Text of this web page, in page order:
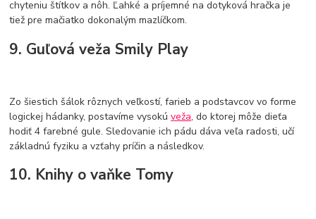
chyteniu štítkov a nôh. Ľahké a príjemné na dotyková hračka je
tiež pre mačiatko dokonalým mazlíčkom.
9. Guľová veža Smily Play
Zo šiestich šálok rôznych veľkostí, farieb a podstavcov vo forme
logickej hádanky, postavíme vysokúveža, do ktorej môže dieťa
hodiť 4 farebné gule. Sledovanie ich pádu dáva veľa radosti, učí
základnú fyziku a vzťahy príčin a následkov.
10. Knihy o vaňke Tomy